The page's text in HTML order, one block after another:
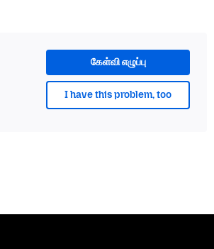
கேள்வி எழுப்பு
I have this problem, too